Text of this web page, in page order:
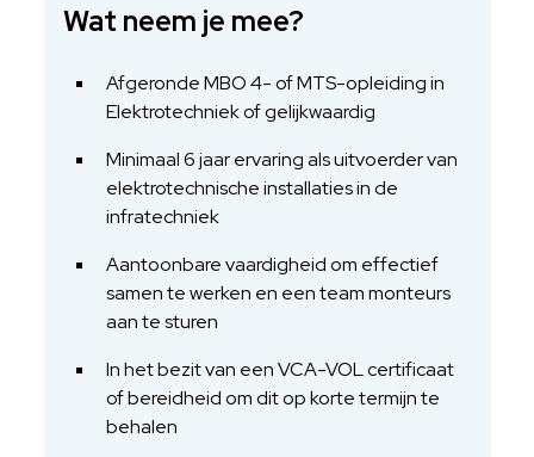
Wat neem je mee?
Afgeronde MBO 4- of MTS-opleiding in
Elektrotechniek of gelijkwaardig
Minimaal 6 jaar ervaring als uitvoerder van
elektrotechnische installaties in de
infratechniek
Aantoonbare vaardigheid om effectief
samen te werken en een team monteurs
aan te sturen
In het bezit van een VCA-VOL certificaat
of bereidheid om dit op korte termijn te
behalen